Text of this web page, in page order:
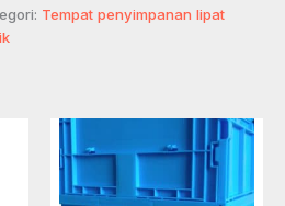
Tempat penyimpanan lipat